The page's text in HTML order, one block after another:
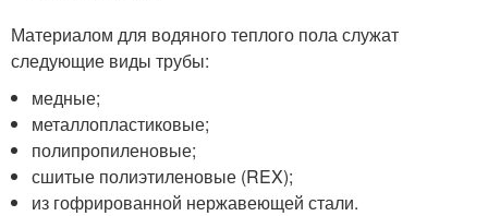
Материалом для водяного теплого пола служат
следующие виды трубы:
медные;
металлопластиковые;
полипропиленовые;
сшитые полиэтиленовые (REX);
из гофрированной нержавеющей стали.